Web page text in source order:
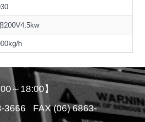
200V4.5kw
h
～18:00】
3666 FAX (06) 6863-